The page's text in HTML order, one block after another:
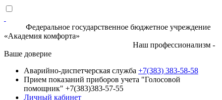
Федеральное государственное бюджетное учреждение
«Академия комфорта»
Наш профессионализм -
Ваше доверие
Аварийно-диспетчерская служба +7(383) 383-58-58
Прием показаний приборов учета "Голосовой
помощник" +7(383)383-57-55
Личный кабинет